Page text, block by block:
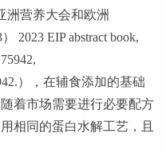
洲营养大会和欧洲
2023 EIP abstract book,
），在辅食添加的基础
着市场需要进行必要配方
相同的蛋白水解工艺，且